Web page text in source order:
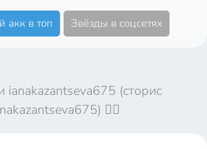
акк в топ Звёзды в соцсетях
ianakazantseva675 (сторис
🤦‍♀️